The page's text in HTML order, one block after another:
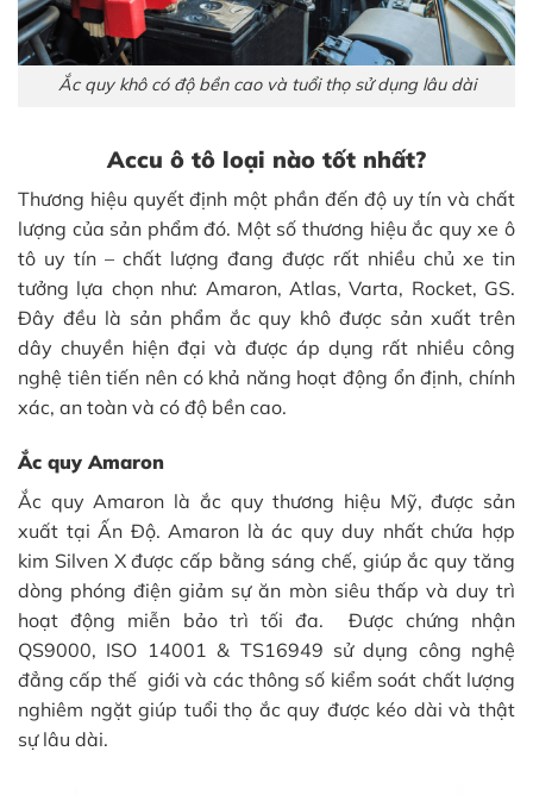
Ắc quy khô có độ bền cao và tuổi thọ sử dụng lâu dài
Accu ô tô loại nào tốt nhất?
Thương hiệu quyết định một phần đến độ uy tín và chất
lượng của sản phẩm đó. Một số thương hiệu ắc quy xe ô
tô uy tín – chất lượng đang được rất nhiều chủ xe tin
tưởng lựa chọn như: Amaron, Atlas, Varta, Rocket, GS.
Đây đều là sản phẩm ắc quy khô được sản xuất trên
dây chuyền hiện đại và được áp dụng rất nhiều công
nghệ tiên tiến nên có khả năng hoạt động ổn định, chính
xác, an toàn và có độ bền cao.
Ắc quy Amaron
Ắc quy Amaron là ắc quy thương hiệu Mỹ, được sản
xuất tại Ấn Độ. Amaron là ác quy duy nhất chứa hợp
kim Silven X được cấp bằng sáng chế, giúp ắc quy tăng
dòng phóng điện giảm sự ăn mòn siêu thấp và duy trì
hoạt động miễn bảo trì tối đa. Được chứng nhận
QS9000, ISO 14001 & TS16949 sử dụng công nghệ
đẳng cấp thế giới và các thông số kiểm soát chất lượng
nghiêm ngặt giúp tuổi thọ ắc quy được kéo dài và thật
sự lâu dài.